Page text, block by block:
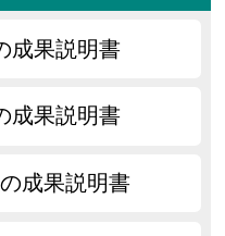
成果説明書
成果説明書
成果説明書